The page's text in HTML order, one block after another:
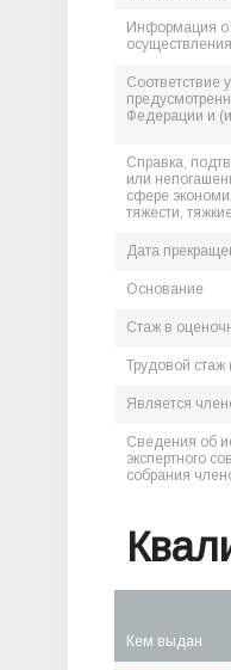
Информация о
Соответствие
Федерации и
Справка,
или
сфере
тяжести,
Дата
Основание
Стаж в
Трудовой стаж
Является
Сведения об
экспертного
собрания
Кем выдан